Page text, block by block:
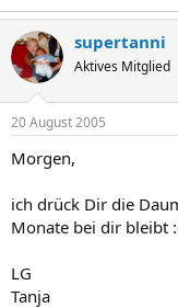
supertanni
Aktives Mitglied
20 August 2005
Morgen,
ich drück Dir die
Monate bei dir bleibt
LG
Tanja